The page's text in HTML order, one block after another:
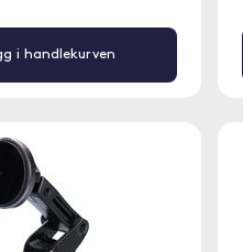
i handlekurven